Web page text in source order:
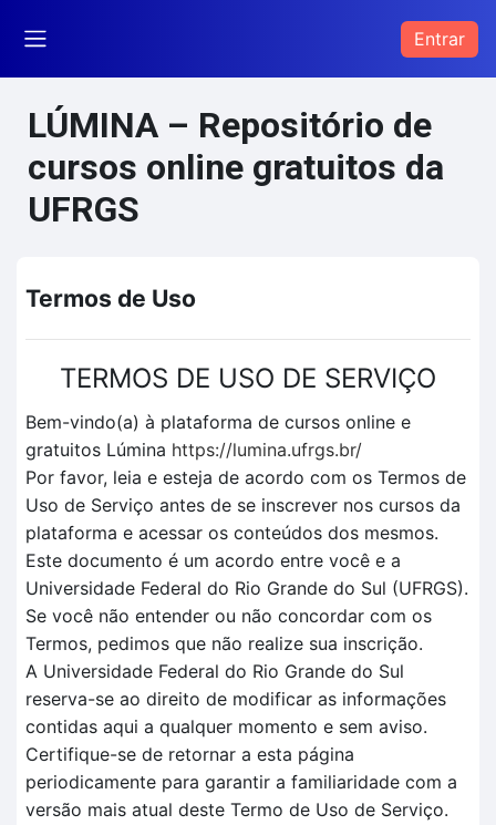
Entrar
LÚMINA – Repositório de
cursos online gratuitos da
UFRGS
Termos de Uso
TERMOS DE USO DE SERVIÇO
Bem-vindo(a) à plataforma de cursos online e
gratuitos Lúmina https://lumina.ufrgs.br/
Por favor, leia e esteja de acordo com os Termos de
Uso de Serviço antes de se inscrever nos cursos da
plataforma e acessar os conteúdos dos mesmos.
Este documento é um acordo entre você e a
Universidade Federal do Rio Grande do Sul (UFRGS).
Se você não entender ou não concordar com os
Termos, pedimos que não realize sua inscrição.
A Universidade Federal do Rio Grande do Sul
reserva-se ao direito de modificar as informações
contidas aqui a qualquer momento e sem aviso.
Certifique-se de retornar a esta página
periodicamente para garantir a familiaridade com a
versão mais atual deste Termo de Uso de Serviço.